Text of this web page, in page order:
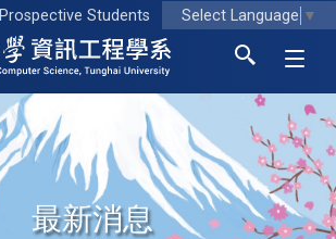
Prospective Students Select Language ▼
最新消息